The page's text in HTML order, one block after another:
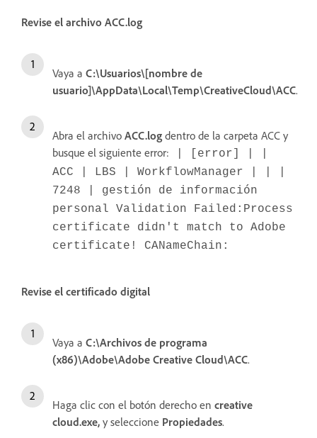
Revise el archivo ACC.log
Vaya a C:\Usuarios\[nombre de
usuario]\AppData\Local\Temp\CreativeCloud\ACC.
Abra el archivo ACC.log dentro de la carpeta ACC y
busque el siguiente error: | [error] | |
ACC | LBS | WorkflowManager | | |
7248 | gestión de información
personal Validation Failed:Process
certificate didn't match to Adobe
certificate! CANameChain:
Revise el certificado digital
Vaya a C:\Archivos de programa
(x86)\Adobe\Adobe Creative Cloud\ACC.
Haga clic con el botón derecho en creative
cloud.exe, y seleccione Propiedades.